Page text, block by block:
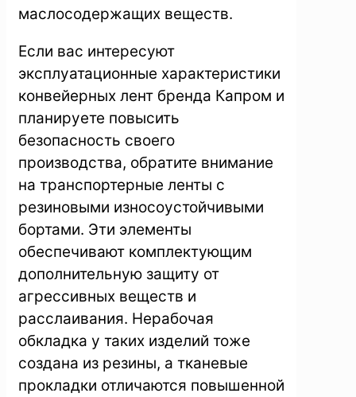
маслосодержащих веществ.
Если вас интересуют
эксплуатационные характеристики
конвейерных лент бренда Капром и
планируете повысить
безопасность своего
производства, обратите внимание
на транспортерные ленты с
резиновыми износоустойчивыми
бортами. Эти элементы
обеспечивают комплектующим
дополнительную защиту от
агрессивных веществ и
расслаивания. Нерабочая
обкладка у таких изделий тоже
создана из резины, а тканевые
прокладки отличаются повышенной